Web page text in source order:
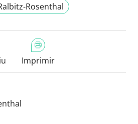
Rosenthal
Imprimir